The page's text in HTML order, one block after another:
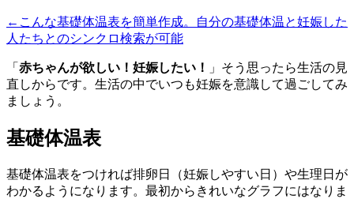
←こんな基礎体温表を簡単作成。自分の基礎体温と妊娠した
人たちとのシンクロ検索が可能
「 赤ちゃんが欲しい！妊娠したい！
」そう思ったら生活の見
直しからです。生活の中でいつも妊娠を意識して過ごしてみ
ましょう。
基礎体温表
基礎体温表をつければ排卵日（妊娠しやすい日）や生理日が
わかるようになります。最初からきれいなグラフにはなりま